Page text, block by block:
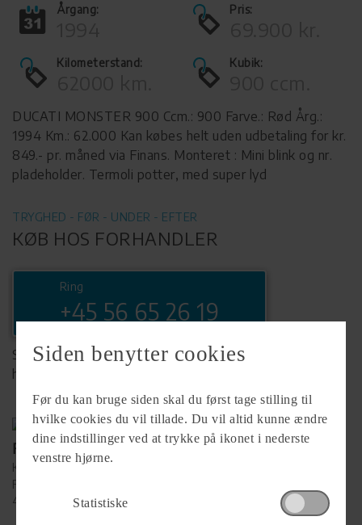
Årgang: Pris:
Kilometerstand: Kubik:
DUCATI MONSTER 900 Ccm.: 900 Farve.: Rød Årg.:
1994 Km.: 62.000 Kan købes helt uden udbetaling for kr.
849.- pr. måned via Finans. Monteret : Mini blink og nr.
pladeholder. Termoli potter, med super lyd
TRYGHED - FØR - UNDER - EFTER
KØB HOS FORHANDLER
Ring
+45 56 65 26 19
Se komplet info på forhandlerens
hjemmeside
Forhandler
Køge MC
Falkevej 38
4600 Køge
Siden benytter cookies
Før du kan bruge siden skal du først tage stilling til
hvilke cookies du vil tillade. Du vil altid kunne ændre
dine indstillinger ved at trykke på ikonet i nederste
venstre hjørne.
Statistiske